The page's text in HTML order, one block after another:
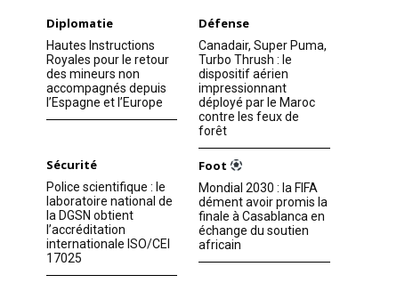
Diplomatie
Hautes Instructions
Royales pour le retour
des mineurs non
accompagnés depuis
l’Espagne et l’Europe
Défense
Canadair, Super Puma,
Turbo Thrush : le
dispositif aérien
impressionnant
déployé par le Maroc
contre les feux de
forêt
Sécurité
Police scientifique : le
laboratoire national de
la DGSN obtient
l’accréditation
internationale ISO/CEI
17025
Foot
Mondial 2030 : la FIFA
dément avoir promis la
finale à Casablanca en
échange du soutien
africain